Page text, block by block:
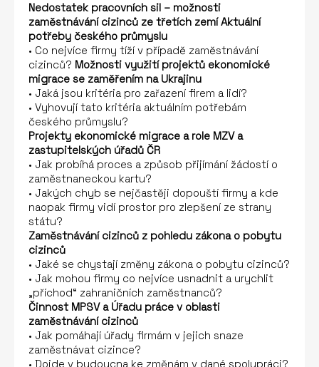
Nedostatek pracovních sil – možnosti
zaměstnávání cizinců ze třetích zemí Aktuální
potřeby českého průmyslu
• Co nejvíce firmy tíží v případě zaměstnávání
cizinců? Možnosti využití projektů ekonomické
migrace se zaměřením na Ukrajinu
• Jaká jsou kritéria pro zařazení firem a lidí?
• Vyhovují tato kritéria aktuálním potřebám
českého průmyslu?
Projekty ekonomické migrace a role MZV a
zastupitelských úřadů ČR
• Jak probíhá proces a způsob přijímání žádostí o
zaměstnaneckou kartu?
• Jakých chyb se nejčastěji dopouští firmy a kde
naopak firmy vidí prostor pro zlepšení ze strany
státu?
Zaměstnávání cizinců z pohledu zákona o pobytu
cizinců
• Jaké se chystají změny zákona o pobytu cizinců?
• Jak mohou firmy co nejvíce usnadnit a urychlit
„příchod“ zahraničních zaměstnanců?
Činnost MPSV a Úřadu práce v oblasti
zaměstnávání cizinců
• Jak pomáhají úřady firmám v jejich snaze
zaměstnávat cizince?
• Dojde v budoucna ke změnám v dané spolupráci?